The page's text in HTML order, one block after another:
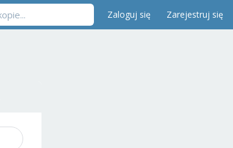
Zaloguj się Zarejestruj się